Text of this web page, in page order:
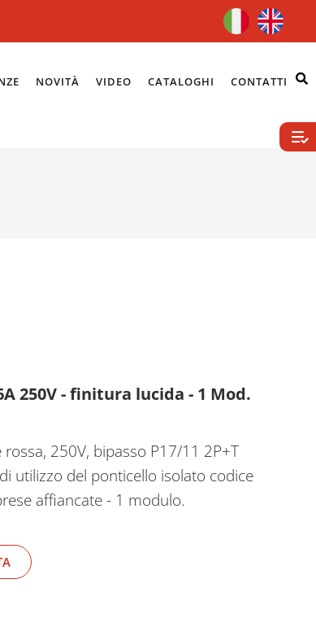
NOVITÀ VIDEO CATALOGHI CONTATTI
250V - finitura lucida - 1 Mod.
250V, bipasso P17/11 2P+T
utilizzo del ponticello isolato codice
affiancate - 1 modulo.